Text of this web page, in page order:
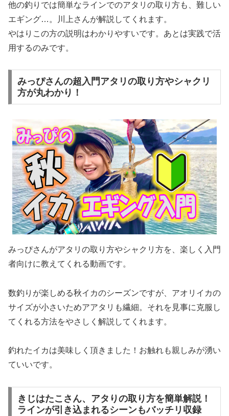
他の釣りでは簡単なラインでのアタリの取り方も、難しい
エギング…。川上さんが解説してくれます。
やはりこの方の説明はわかりやすいです。あとは実践で活
用するのみです。
みっぴさんの超入門アタリの取り方やシャクリ
方が丸わかり！
みっぴさんがアタリの取り方やシャクリ方を、楽しく入門
者向けに教えてくれる動画です。
数釣りが楽しめる秋イカのシーズンですが、アオリイカの
サイズが小さいためアアタリも繊細。それを見事に克服し
てくれる方法をやさしく解説してくれます。
釣れたイカは美味しく頂きました！お触れも親しみが湧い
ていいです。
きじはたこさん、アタりの取り方を簡単解説！
ラインが引き込まれるシーンもバッチリ収録